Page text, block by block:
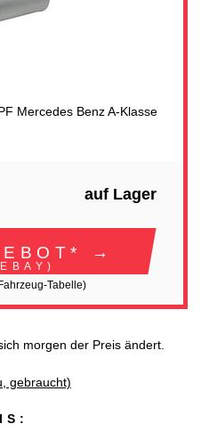
Mercedes Benz A-Klasse
auf Lager
→
Tabelle)
morgen der Preis ändert.
gebraucht)